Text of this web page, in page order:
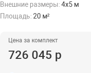
Внешние размеры:4х5 м
Площадь:20 м²
Цена за комплект
726 045 р